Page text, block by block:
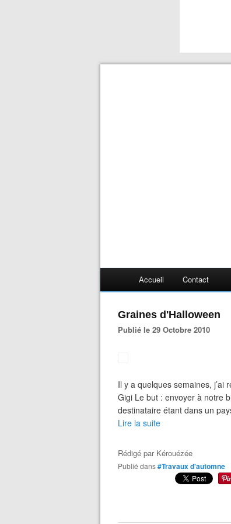
Accueil Contact
Graines d'Halloween
Publié le 29 Octobre 2010
Il y a quelques semaines,
Gigi Le but : envoyer à notre
destinataire étant dans un
Lire la suite
Rédigé par Kérouézée
Publié dans#Travaux d'automne